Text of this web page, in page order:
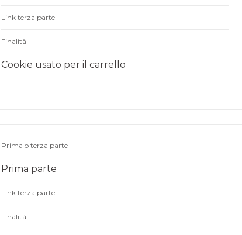
Link terza parte
Finalità
Cookie usato per il carrello
Prima o terza parte
Prima parte
Link terza parte
Finalità